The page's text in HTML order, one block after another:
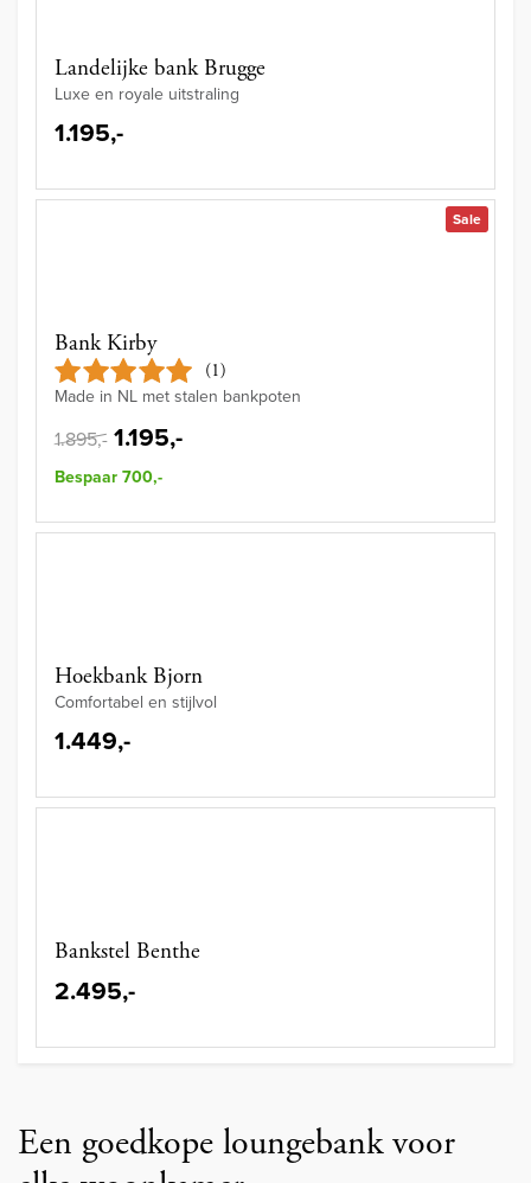
Landelijke bank Brugge
Luxe en royale uitstraling
1.195,-
Sale
Bank Kirby
(1)
Made in NL met stalen bankpoten
1.895,- 1.195,-
Bespaar 700,-
Hoekbank Bjorn
Comfortabel en stijlvol
1.449,-
Bankstel Benthe
2.495,-
Een goedkope loungebank voor